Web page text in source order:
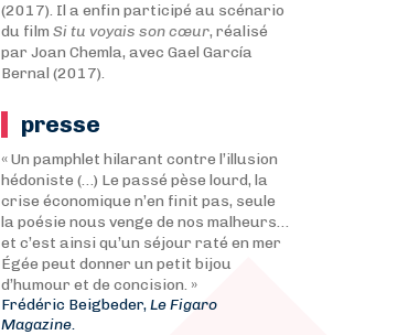
(2017). Il a enfin participé au scénario
du film Si tu voyais son cœur, réalisé
par Joan Chemla, avec Gael García
Bernal (2017).
presse
« Un pamphlet hilarant contre l’illusion
hédoniste (…) Le passé pèse lourd, la
crise économique n’en finit pas, seule
la poésie nous venge de nos malheurs…
et c’est ainsi qu’un séjour raté en mer
Égée peut donner un petit bijou
d’humour et de concision. »
Frédéric Beigbeder,Le Figaro
Magazine.